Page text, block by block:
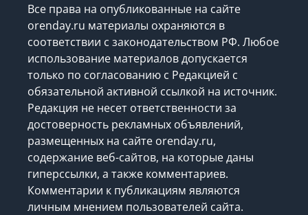
Все права на опубликованные на сайте
orenday.ru материалы охраняются в
соответствии с законодательством РФ. Любое
использование материалов допускается
только по согласованию с Редакцией с
обязательной активной ссылкой на источник.
Редакция не несет ответственности за
достоверность рекламных объявлений,
размещенных на сайте orenday.ru,
содержание веб-сайтов, на которые даны
гиперссылки, а также комментариев.
Комментарии к публикациям являются
личным мнением пользователей сайта.